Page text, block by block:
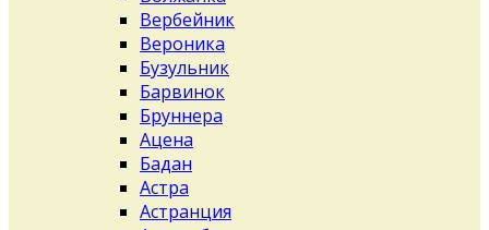
Вербейник
Вероника
Бузульник
Барвинок
Бруннера
Ацена
Бадан
Астра
Астранция